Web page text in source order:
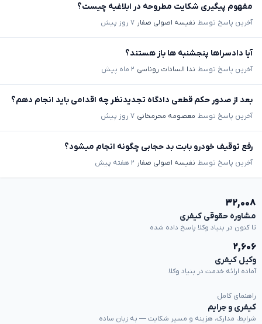
مفهوم پیگیری شکایت مطروحه در ابلاغیه چیست؟
آخرین پاسخ توسط نفیسه اصولی صفار ۷ روز پیش
آیا دادسراها پنجشنبه ها باز هستند؟
آخرین پاسخ توسط ندا السادات روناسی ۲ ماه پیش
بعد از صدور حکم قطعی دادگاه تجدیدنظر چه اقدامی باید انجام دهم؟
آخرین پاسخ توسط معصومه محرمخانی ۷ روز پیش
رفع توقیف خودرو بابت بد حجابی چگونه انجام میشود؟
آخرین پاسخ توسط نفیسه اصولی صفار ۲ هفته پیش
۳۲,۰۰۸
مشاوره حقوقی کیفری
تا کنون در بنیاد وکلا پاسخ داده شده
۲,۶۰۶
وکیل کیفری
آماده ارائه خدمت در بنیاد وکلا
راهنمای کامل
کیفری و جرایم
شرایط، مدارک، هزینه و مسیر شکایت — به زبان ساده